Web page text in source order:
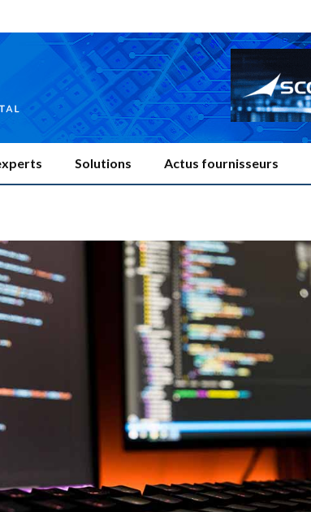
Solutions Actus fournisseurs